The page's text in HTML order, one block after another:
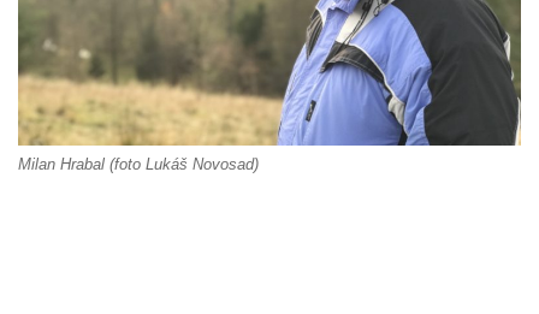
Milan Hrabal (foto Lukáš Novosad)